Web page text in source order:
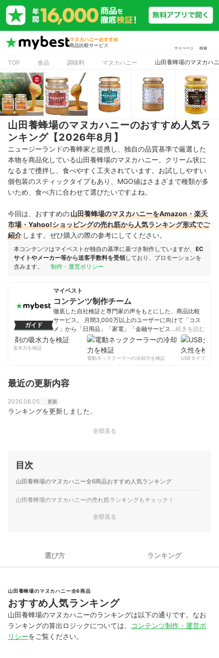
マヌカハニーおすすめ
商品比較サービス
マイページ 検索
TOP 食品 調味料 マヌカハニー 山田養蜂場のマヌカハ
山田養蜂場のマヌカハニーのおすすめ人気ラ
ンキング【2026年8月】
ニュージーランドの養蜂家と提携し、独自の品質基準で厳選した
本物を商品化している山田養蜂場のマヌカハニー。クリーム状に
なるまで攪拌し、食べやすく工夫されています。お試ししやすい
個包装のスティックタイプもあり、MGO値はさまざまで種類が多
いため、食べ方に合わせて選びたいですよね。
今回は、おすすめの山田養蜂場のマヌカハニーをAmazon・楽天
市場・Yahoo!ショッピングの売れ筋から人気ランキング形式でご
紹介 します。ぜひ購入の際の参考にしてください。
本コンテンツはマイベストが独自の基準に基づき制作していますが、 EC
サイトやメーカー等から送客手数料を受領しており、プロモーションを
含みます。
制作・運営ポリシー
ガイド
マイベスト
コンテンツ制作チーム
徹底した自社検証と専門家の声をもとにした、商品比較
サービス。 月間3,000万以上のユーザーに向けて「コス
メ」から「日用品」「家電」「金融サービス」まで、ベ
ストな商品を選んでもらうために、毎日コンテンツを制
コンテンツ制作チームのプロフィール
…続きを読む
の吸水力を検証
電動ネッククーラーの冷却力を検証
USBタイプCケー
最近の更新内容
2026.08.05 更新
ランキングを更新しました。
全部見る
目次
山田養蜂場のマヌカハニー全6商品おすすめ人気ランキング
山田養蜂場のマヌカハニーの売れ筋ランキングもチェック！
全部見る
選び方 ランキング
山田養蜂場のマヌカハニー全6商品
おすすめ人気ランキング
山田養蜂場のマヌカハニーのランキングは以下の通りです。なお
ランキングの算出ロジックについては、
コンテンツ制作・運営ポ
リシーをご覧ください。